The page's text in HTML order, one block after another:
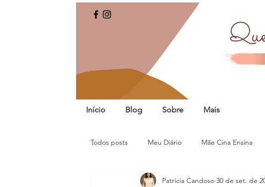
Início Blog Sobre Mais
Todos posts Meu Diário Mãe Cina Ensina
Patrícia Candoso 30 de set. de